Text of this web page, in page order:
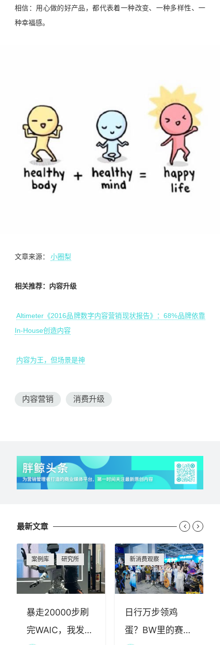
相信：用心做的好产品，都代表着一种改变、一种多样性、一
种幸福感。
文章来源： 小圈梨
相关推荐：内容升级
Altimeter《2016品牌数字内容营销现状报告》：68%品牌依靠
In-House创造内容
内容为王，但场景是神
内容营销 消费升级
最新文章
案例库 研究所
暴走20000步刷
完WAIC，我发现
新消费观察
日行万步领鸡
蛋？BW里的赛博
 